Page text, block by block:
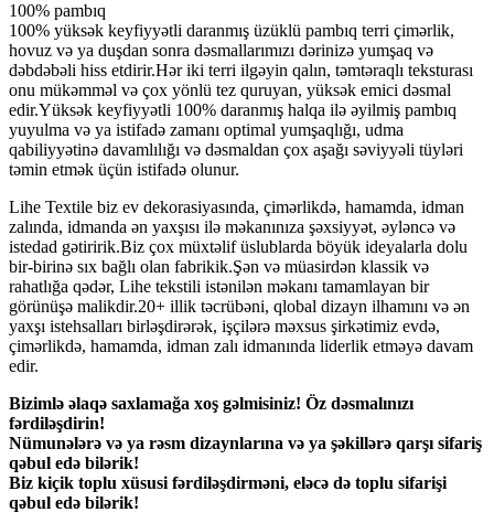
100% pambıq
100% yüksək keyfiyyətli daranmış üzüklü pambıq terri çimərlik,
hovuz və ya duşdan sonra dəsmallarımızı dərinizə yumşaq və
dəbdəbəli hiss etdirir.Hər iki terri ilgəyin qalın, təmtəraqlı teksturası
onu mükəmməl və çox yönlü tez quruyan, yüksək emici dəsmal
edir.Yüksək keyfiyyətli 100% daranmış halqa ilə əyilmiş pambıq
yuyulma və ya istifadə zamanı optimal yumşaqlığı, udma
qabiliyyətinə davamlılığı və dəsmaldan çox aşağı səviyyəli tüyləri
təmin etmək üçün istifadə olunur.
Lihe Textile biz ev dekorasiyasında, çimərlikdə, hamamda, idman
zalında, idmanda ən yaxşısı ilə məkanınıza şəxsiyyət, əyləncə və
istedad gətiririk.Biz çox müxtəlif üslublarda böyük ideyalarla dolu
bir-birinə sıx bağlı olan fabrikik.Şən və müasirdən klassik və
rahatlığa qədər, Lihe tekstili istənilən məkanı tamamlayan bir
görünüşə malikdir.20+ illik təcrübəni, qlobal dizayn ilhamını və ən
yaxşı istehsalları birləşdirərək, işçilərə məxsus şirkətimiz evdə,
çimərlikdə, hamamda, idman zalı idmanında liderlik etməyə davam
edir.
Bizimlə əlaqə saxlamağa xoş gəlmisiniz! Öz dəsmalınızı
fərdiləşdirin!
Nümunələrə və ya rəsm dizaynlarına və ya şəkillərə qarşı sifariş
qəbul edə bilərik!
Biz kiçik toplu xüsusi fərdiləşdirməni, eləcə də toplu sifarişi
qəbul edə bilərik!